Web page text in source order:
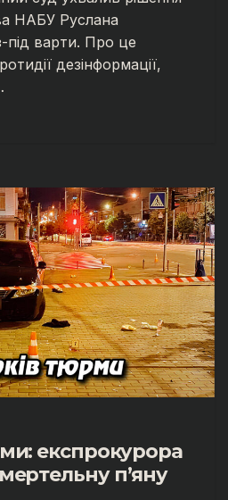
НАБУ Руслана
під варти. Про це
дезінформації,
експрокурора
п’яну